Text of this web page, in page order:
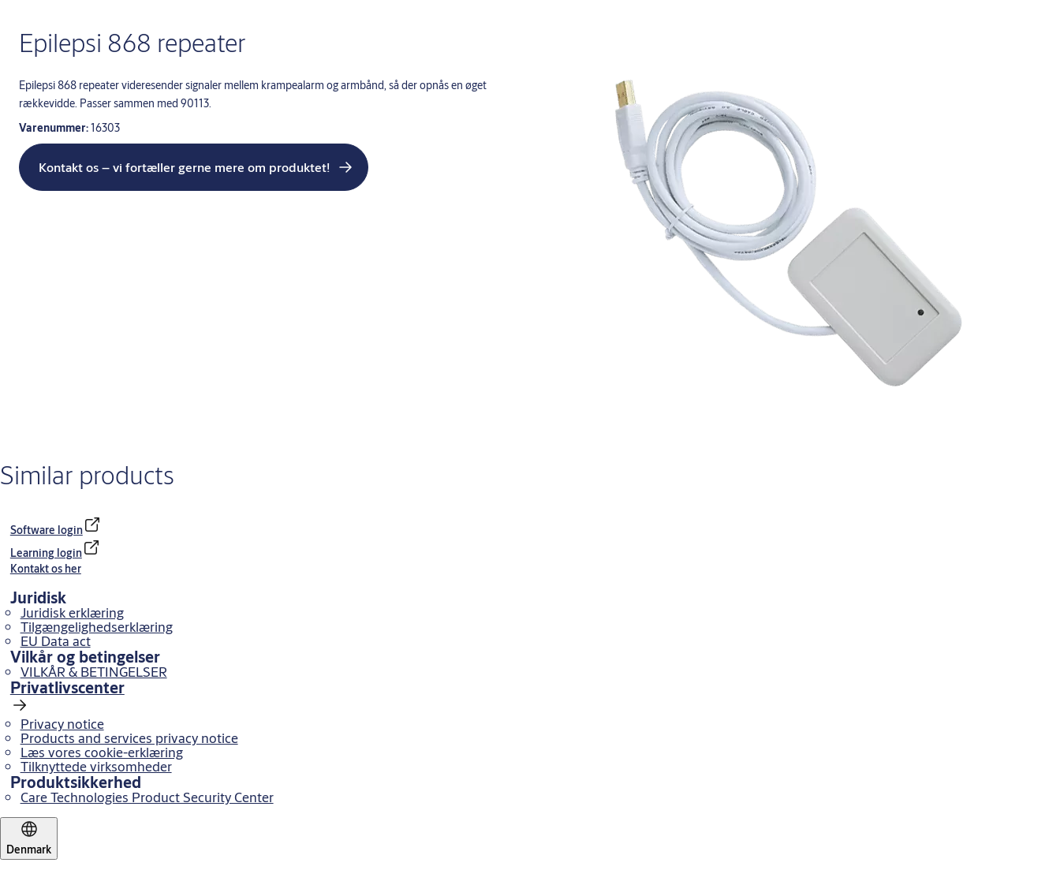
Epilepsi 868 repeater
Epilepsi 868 repeater videresender signaler mellem krampealarm og armbånd, så der opnås en øget
rækkevidde. Passer sammen med 90113.
Varenummer:16303
Kontakt os – vi fortæller gerne mere om produktet!
Similar products
Software login
Learning login
Kontakt os her
Juridisk
Juridisk erklæring
Tilgængelighedserklæring
EU Data act
Vilkår og betingelser
VILKÅR & BETINGELSER
Privatlivscenter
Privacy notice
Products and services privacy notice
Læs vores cookie-erklæring
Tilknyttede virksomheder
Produktsikkerhed
Care Technologies Product Security Center
Denmark